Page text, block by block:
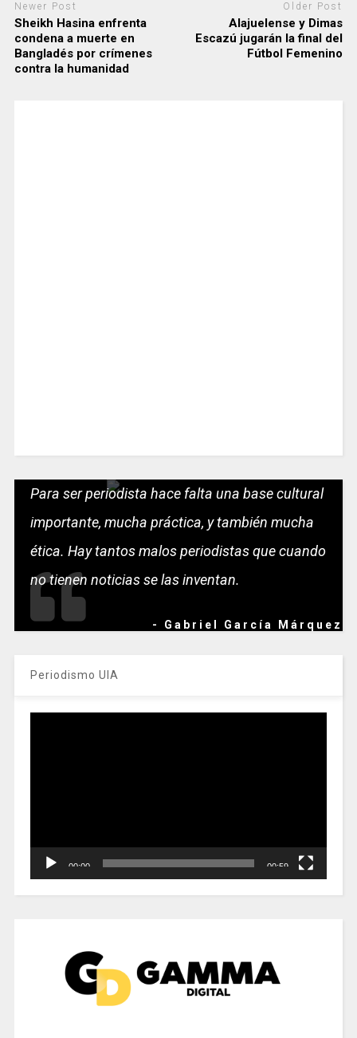
Newer Post
Sheikh Hasina enfrenta
condena a muerte en
Bangladés por crímenes
contra la humanidad
Older Post
Alajuelense y Dimas
Escazú jugarán la final del
Fútbol Femenino
Para ser periodista hace falta una base cultural
importante, mucha práctica, y también mucha
ética. Hay tantos malos periodistas que cuando
no tienen noticias se las inventan.
- Gabriel García Márquez
Periodismo UIA
00:00 00:59